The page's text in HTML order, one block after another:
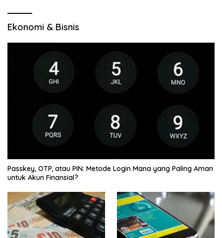
Ekonomi & Bisnis
Passkey, OTP, atau PIN: Metode Login Mana yang Paling Aman
untuk Akun Finansial?